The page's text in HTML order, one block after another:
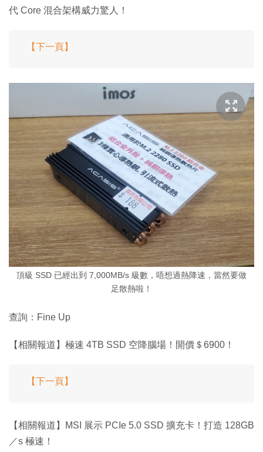
代 Core 混合架構威力驚人！
【下一頁】
頂級 SSD 已經出到 7,000MB/s 級數，唔想過熱降速，當然要做
足散熱啦！
查詢：Fine Up
【相關報道】極速 4TB SSD 空降腦場！開價＄6900！
【下一頁】
【相關報道】MSI 展示 PCIe 5.0 SSD 擴充卡！打造 128GB
／s 極速！